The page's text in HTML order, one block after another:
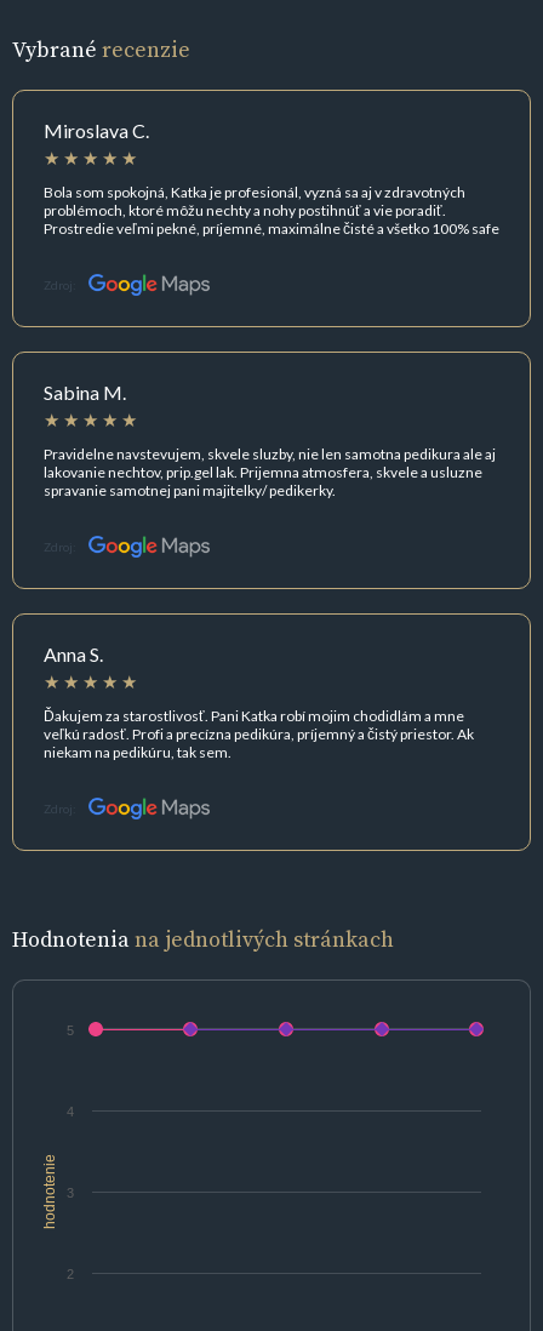
Vybrané recenzie
Miroslava C.
Bola som spokojná, Katka je profesionál, vyzná sa aj v zdravotných
problémoch, ktoré môžu nechty a nohy postihnúť a vie poradiť.
Prostredie veľmi pekné, príjemné, maximálne čisté a všetko 100% safe
Zdroj:
Sabina M.
Pravidelne navstevujem, skvele sluzby, nie len samotna pedikura ale aj
lakovanie nechtov, prip.gel lak. Prijemna atmosfera, skvele a usluzne
spravanie samotnej pani majitelky/ pedikerky.
Zdroj:
Anna S.
Ďakujem za starostlivosť. Pani Katka robí mojim chodidlám a mne
veľkú radosť. Profi a precízna pedikúra, príjemný a čistý priestor. Ak
niekam na pedikúru, tak sem.
Zdroj:
Hodnoteniana jednotlivých stránkach
hodnotenie
2
3
4
5